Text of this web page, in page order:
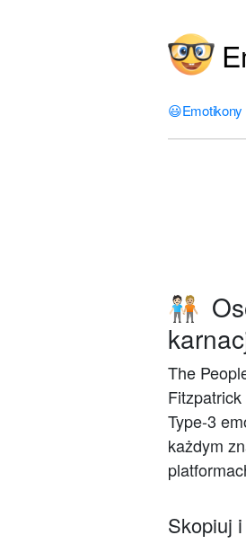
😃
🧑🏻‍🤝‍🧑🏼
The
Type-3
każdym
Skopiuj